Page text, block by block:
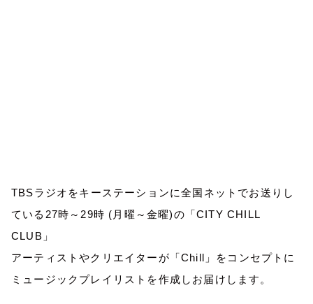
TBSラジオをキーステーションに全国ネットでお送りし
ている27時～29時 (月曜～金曜)の「CITY CHILL
CLUB」
アーティストやクリエイターが「Chill」をコンセプトに
ミュージックプレイリストを作成しお届けします。